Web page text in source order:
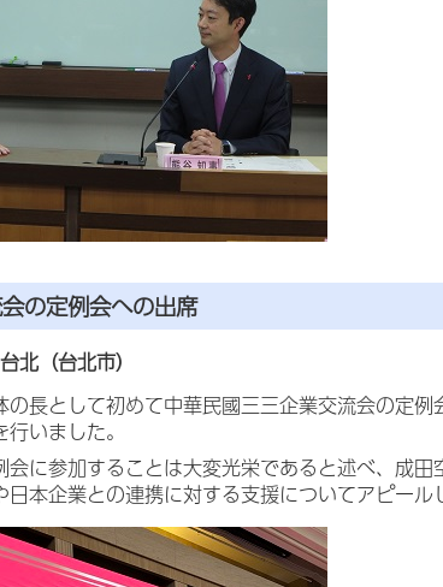
の定例会への出席
北（台北市）
長として初めて中華民國三三企業交流会の定
いました。
に参加することは大変光栄であると述べ、成
本企業との連携に対する支援についてアピール